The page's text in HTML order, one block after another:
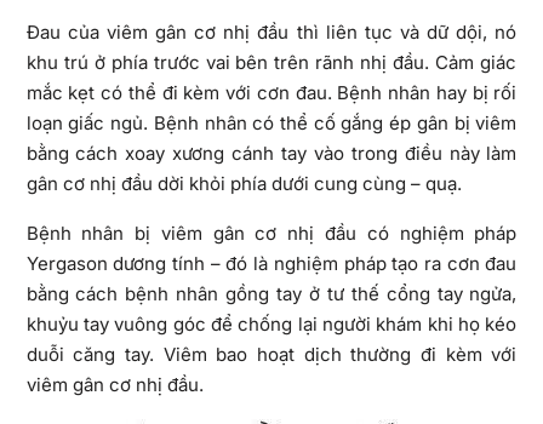
Đau của viêm gân cơ nhị đầu thì liên tục và dữ dội, nó
khu trú ở phía trước vai bên trên rãnh nhị đầu. Cảm giác
mắc kẹt có thể đi kèm với cơn đau. Bệnh nhân hay bị rối
loạn giấc ngủ. Bệnh nhân có thể cố gắng ép gân bị viêm
bằng cách xoay xương cánh tay vào trong điều này làm
gân cơ nhị đầu dời khỏi phía dưới cung cùng – quạ.
Bệnh nhân bị viêm gân cơ nhị đầu có nghiệm pháp
Yergason dương tính – đó là nghiệm pháp tạo ra cơn đau
bằng cách bệnh nhân gồng tay ở tư thế cổng tay ngửa,
khuỷu tay vuông góc để chống lại người khám khi họ kéo
duỗi căng tay. Viêm bao hoạt dịch thường đi kèm với
viêm gân cơ nhị đầu.